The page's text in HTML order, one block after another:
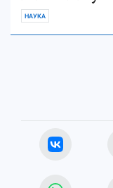
НАУКА